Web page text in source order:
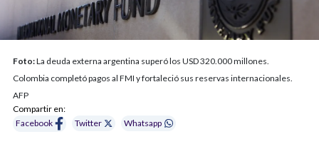
Foto:La deuda externa argentina superó los USD 320.000 millones.
Colombia completó pagos al FMI y fortaleció sus reservas internacionales.
AFP
Compartir en:
Facebook
Twitter Whatsapp